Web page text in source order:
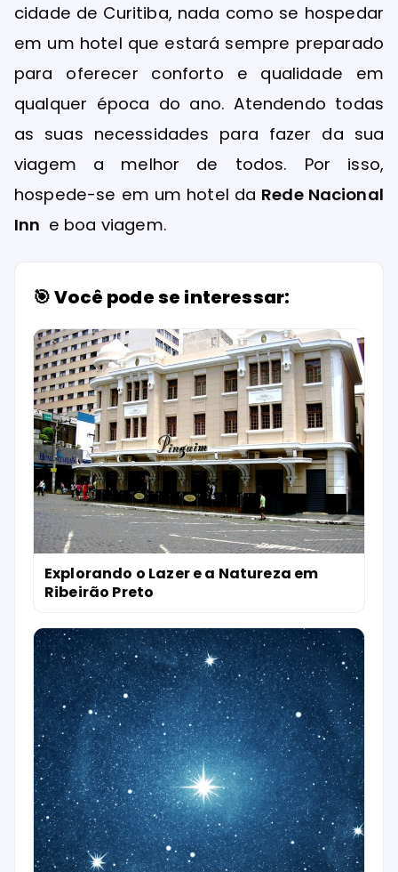
cidade de Curitiba, nada como se hospedar
em um hotel que estará sempre preparado
para oferecer conforto e qualidade em
qualquer época do ano. Atendendo todas
as suas necessidades para fazer da sua
viagem a melhor de todos. Por isso,
hospede-se em um hotel da Rede Nacional
Inn e boa viagem.
🎯 Você pode se interessar:
Explorando o Lazer e a Natureza em
Ribeirão Preto